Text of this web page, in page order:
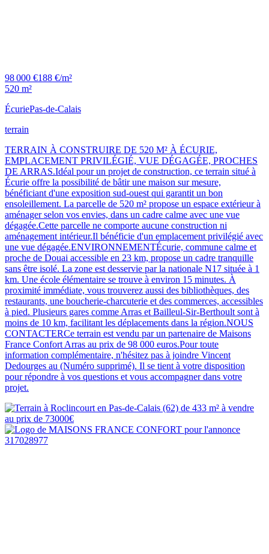
98 000 €188 €/m²
520 m²
ÉcuriePas-de-Calais
terrain
TERRAIN À CONSTRUIRE DE 520 M² À ÉCURIE,
EMPLACEMENT PRIVILÉGIÉ, VUE DÉGAGÉE, PROCHES
DE ARRAS.Idéal pour un projet de construction, ce terrain situé à
Écurie offre la possibilité de bâtir une maison sur mesure,
bénéficiant d'une exposition sud-ouest qui garantit un bon
ensoleillement. La parcelle de 520 m² propose un espace extérieur à
aménager selon vos envies, dans un cadre calme avec une vue
dégagée.Cette parcelle ne comporte aucune construction ni
aménagement intérieur.Il bénéficie d'un emplacement privilégié avec
une vue dégagée.ENVIRONNEMENTÉcurie, commune calme et
proche de Douai accessible en 23 km, propose un cadre tranquille
sans être isolé. La zone est desservie par la nationale N17 située à 1
km. Une école élémentaire se trouve à environ 15 minutes. À
proximité immédiate, vous trouverez aussi des bibliothèques, des
restaurants, une boucherie-charcuterie et des commerces, accessibles
à pied. Plusieurs gares comme Arras et Bailleul-Sir-Berthoult sont à
moins de 10 km, facilitant les déplacements dans la région.NOUS
CONTACTERCe terrain est vendu par un partenaire de Maisons
France Confort Arras au prix de 98 000 euros.Pour toute
information complémentaire, n'hésitez pas à joindre Vincent
Dedourges au (Numéro supprimé). Il se tient à votre disposition
pour répondre à vos questions et vous accompagner dans votre
projet.